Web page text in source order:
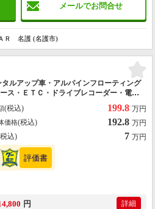
メールでお問合せ
Ｒ 名護 (名護市)
アップ車・アルパインフローティング
ス・ＥＴＣ・ドライブレコーダー・電動
タルルームミラー・純正アルミホイー
(税込) 199.8 万円
価格(税込) 192.8 万円
込) 7 万円
円 詳細